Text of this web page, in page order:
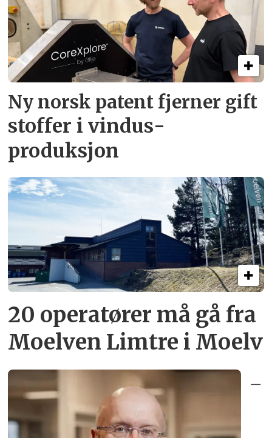
Ny norsk patent fjerner gift­
stoffer i vindus­
produksjon
20 operatører må gå fra
Moelven Limtre i Moelv
–